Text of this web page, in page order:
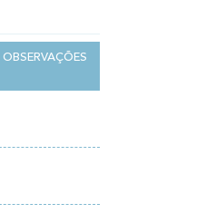
OBSERVAÇÕES